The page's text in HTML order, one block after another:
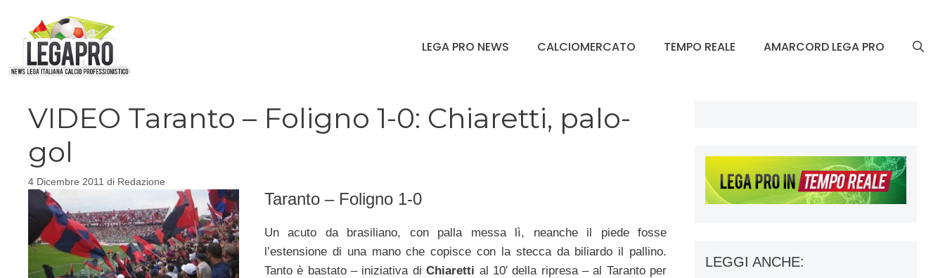
contenuto
LEGA PRO NEWS CALCIOMERCATO TEMPO REALE AMARCORD LEGA PRO
VIDEO Taranto – Foligno 1-0: Chiaretti, palo-
gol
4 Dicembre 2011 di Redazione
Taranto – Foligno 1-0
Un acuto da brasiliano, con palla messa lì, neanche il piede fosse
l’estensione di una mano che copisce con la stecca da biliardo il pallino.
Tanto è bastato – iniziativa diChiaretti al 10′ della ripresa – al Taranto per
LEGGI ANCHE: